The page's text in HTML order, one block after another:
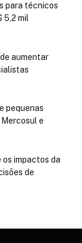
para técnicos
5,2 mil
aumentar
pequenas
e
impactos da
de